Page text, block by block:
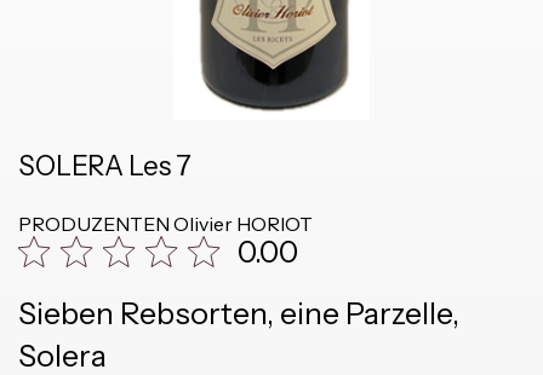
SOLERA Les 7
PRODUZENTEN Olivier HORIOT
0.00
Sieben Rebsorten, eine Parzelle,
Solera